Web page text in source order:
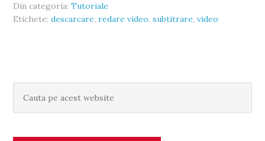
Din categoria:Tutoriale
Etichete:descarcare,redare video,subtitrare,video